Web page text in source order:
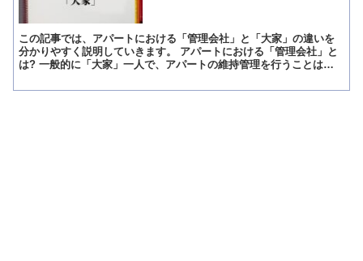
この記事では、アパートにおける「管理会社」と「大家」の違いを
分かりやすく説明していきます。 アパートにおける「管理会社」と
は? 一般的に「大家」一人で、アパートの維持管理を行うことは難